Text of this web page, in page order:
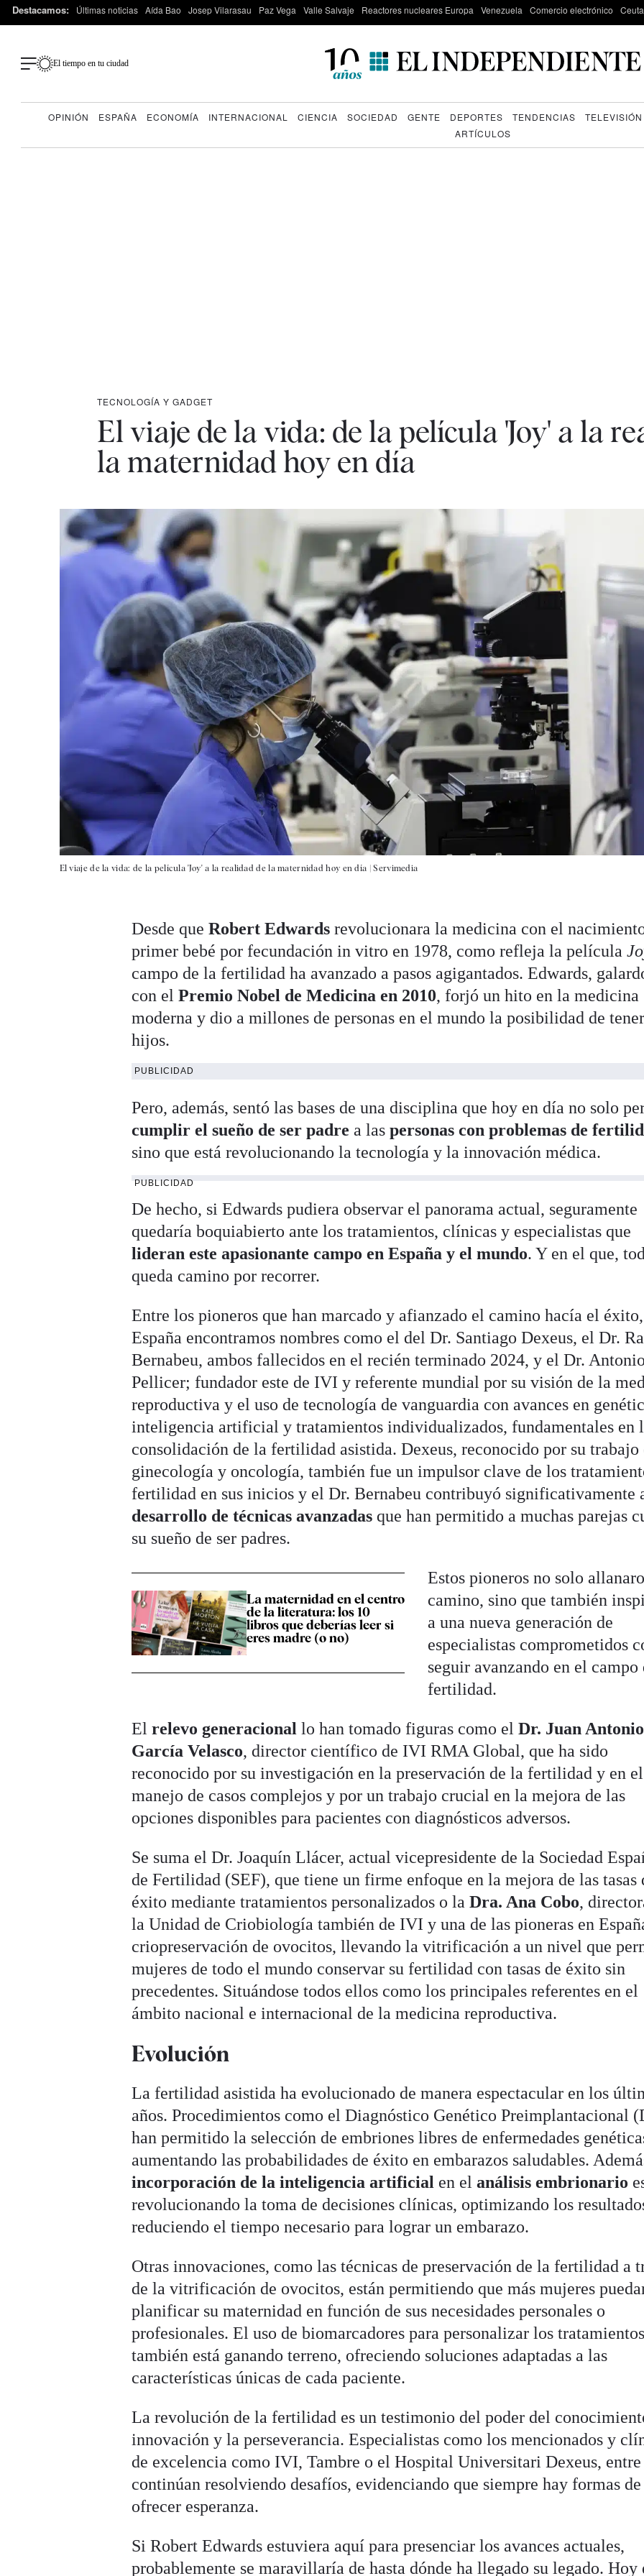
Destacamos: Últimas noticias Aída Bao Josep Vilarasau Paz Vega Valle Salvaje Reactores nucleares Europa Venezuela Comercio electrónico Ceuta
El tiempo en tu ciudad
OPINIÓN ESPAÑA ECONOMÍA INTERNACIONAL CIENCIA SOCIEDAD GENTE DEPORTES TENDENCIAS TELEVISIÓN
ARTÍCULOS
TECNOLOGÍA Y GADGET
El viaje de la vida: de la película 'Joy' a la
la maternidad hoy en día
El viaje de la vida: de la película 'Joy' a la realidad de la maternidad hoy en día |Servimedia
Desde queRobert Edwardsrevolucionara la medicina con el
primer bebé por fecundación in vitro en 1978, como refleja la película
campo de la fertilidad ha avanzado a pasos agigantados. Edwards,
con el Premio Nobel de Medicina en 2010, forjó un hito en la medicina
moderna y dio a millones de personas en el mundo la posibilidad de tener
hijos.
PUBLICIDAD
Pero, además, sentó las bases de una disciplina que hoy en día no solo
cumplir el sueño de ser padre a laspersonas con problemas de
sino que está revolucionando la tecnología y la innovación médica.
PUBLICIDAD
De hecho, si Edwards pudiera observar el panorama actual, seguramente
quedaría boquiabierto ante los tratamientos, clínicas y especialistas que
lideran este apasionante campo en España y el mundo. Y en el que,
queda camino por recorrer.
Entre los pioneros que han marcado y afianzado el camino hacía el
España encontramos nombres como el del Dr. Santiago Dexeus, el Dr.
Bernabeu, ambos fallecidos en el recién terminado 2024, y el Dr. Antonio
Pellicer; fundador este de IVI y referente mundial por su visión de la
reproductiva y el uso de tecnología de vanguardia con avances en
inteligencia artificial y tratamientos individualizados, fundamentales en
consolidación de la fertilidad asistida. Dexeus, reconocido por su trabajo
ginecología y oncología, también fue un impulsor clave de los
fertilidad en sus inicios y el Dr. Bernabeu contribuyó significativamente
desarrollo de técnicas avanzadas que han permitido a muchas parejas
su sueño de ser padres.
La maternidad en el centro
de la literatura: los 10
libros que deberías leer si
eres madre (o no)
Estos pioneros no solo
camino, sino que también
a una nueva generación de
especialistas comprometidos
seguir avanzando en el campo
fertilidad.
El relevo generacional lo han tomado figuras como el Dr. Juan Antonio
García Velasco, director científico de IVI RMA Global, que ha sido
reconocido por su investigación en la preservación de la fertilidad y en el
manejo de casos complejos y por un trabajo crucial en la mejora de las
opciones disponibles para pacientes con diagnósticos adversos.
Se suma el Dr. Joaquín Llácer, actual vicepresidente de la Sociedad
de Fertilidad (SEF), que tiene un firme enfoque en la mejora de las tasas
éxito mediante tratamientos personalizados o laDra. Ana Cobo,
la Unidad de Criobiología también de IVI y una de las pioneras en
criopreservación de ovocitos, llevando la vitrificación a un nivel que
mujeres de todo el mundo conservar su fertilidad con tasas de éxito sin
precedentes. Situándose todos ellos como los principales referentes en el
ámbito nacional e internacional de la medicina reproductiva.
Evolución
La fertilidad asistida ha evolucionado de manera espectacular en los
años. Procedimientos como el Diagnóstico Genético Preimplantacional
han permitido la selección de embriones libres de enfermedades
aumentando las probabilidades de éxito en embarazos saludables.
incorporación de la inteligencia artificial en elanálisis embrionario
revolucionando la toma de decisiones clínicas, optimizando los
reduciendo el tiempo necesario para lograr un embarazo.
Otras innovaciones, como las técnicas de preservación de la fertilidad a
de la vitrificación de ovocitos, están permitiendo que más mujeres
planificar su maternidad en función de sus necesidades personales o
profesionales. El uso de biomarcadores para personalizar los tratamientos
también está ganando terreno, ofreciendo soluciones adaptadas a las
características únicas de cada paciente.
La revolución de la fertilidad es un testimonio del poder del
innovación y la perseverancia. Especialistas como los mencionados y
de excelencia como IVI, Tambre o el Hospital Universitari Dexeus, entre
continúan resolviendo desafíos, evidenciando que siempre hay formas de
ofrecer esperanza.
Si Robert Edwards estuviera aquí para presenciar los avances actuales,
probablemente se maravillaría de hasta dónde ha llegado su legado. Hoy